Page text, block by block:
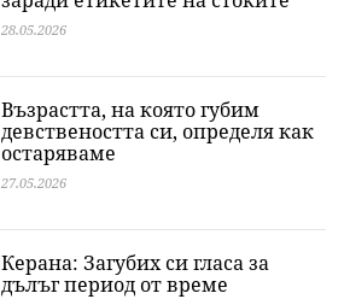
28.05.2026
Възрастта, на която губим
девствеността си, определя как
остаряваме
27.05.2026
Керана: Загубих си гласа за
дълъг период от време